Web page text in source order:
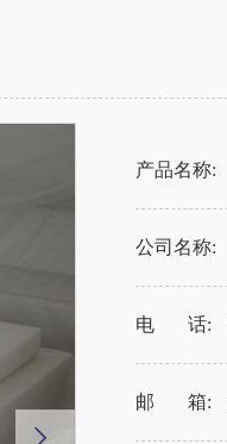
产品名称:
公司名称:
电 话:
邮 箱: